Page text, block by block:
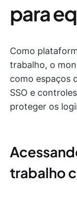
para
Como
trabalho, o
como espaços
SSO e
proteger os
trabalho